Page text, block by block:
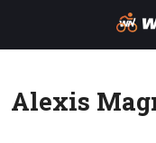
Alexis